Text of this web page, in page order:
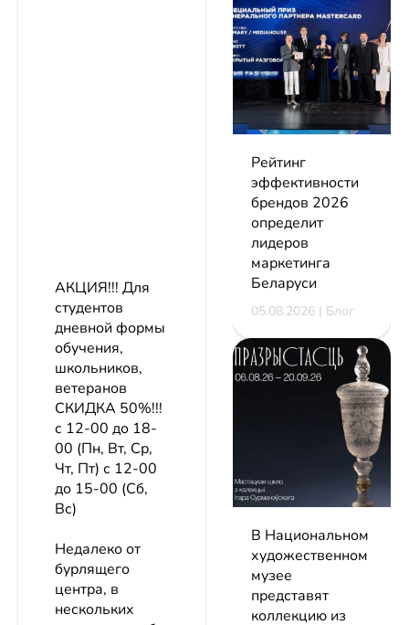
АКЦИЯ!!! Для
студентов
дневной формы
обучения,
школьников,
ветеранов
СКИДКА 50%!!!
с 12-00 до 18-
00 (Пн, Вт, Ср,
Чт, Пт) с 12-00
до 15-00 (Сб,
Вс)
Недалеко от
бурлящего
центра, в
нескольких
Рейтинг
эффективности
брендов 2026
определит
лидеров
маркетинга
Беларуси
05.08.2026 | Блог
В Национальном
художественном
музее
представят
коллекцию из